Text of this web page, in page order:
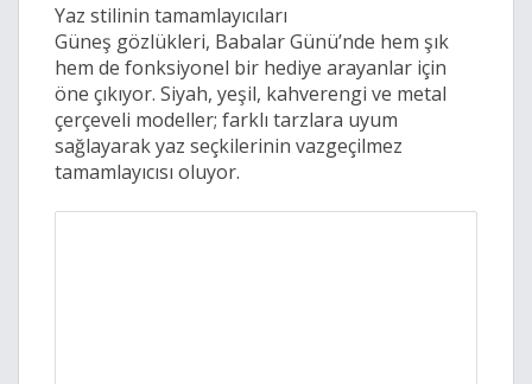
Yaz stilinin tamamlayıcıları
Güneş gözlükleri, Babalar Günü’nde hem şık
hem de fonksiyonel bir hediye arayanlar için
öne çıkıyor. Siyah, yeşil, kahverengi ve metal
çerçeveli modeller; farklı tarzlara uyum
sağlayarak yaz seçkilerinin vazgeçilmez
tamamlayıcısı oluyor.